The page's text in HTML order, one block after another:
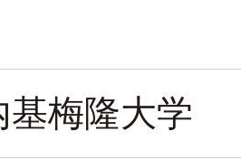
基梅隆大学